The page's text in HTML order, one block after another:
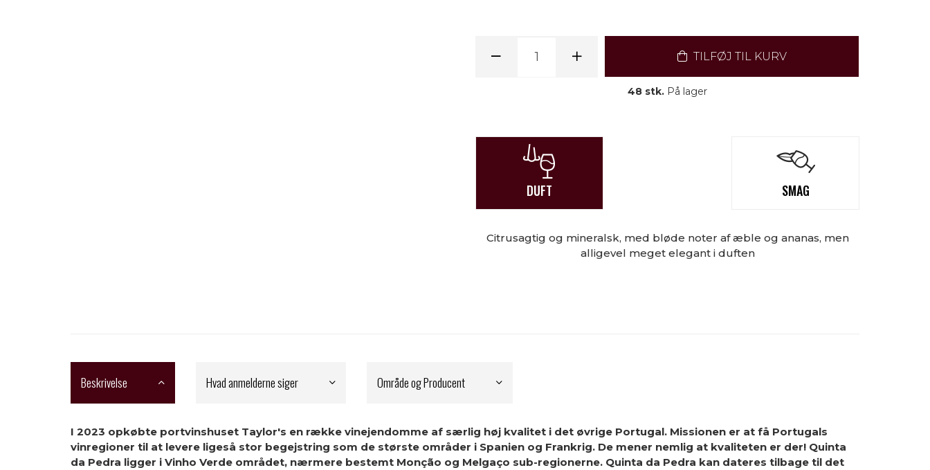
TILFØJ TIL KURV
48 stk. På lager
DUFT SMAG
Citrusagtig og mineralsk, med bløde noter af æble og ananas, men
alligevel meget elegant i duften
Beskrivelse Hvad anmelderne siger Område og Producent
I 2023 opkøbte portvinshuset Taylor's en række vinejendomme af særlig høj kvalitet i det øvrige Portugal. Missionen er at få Portugals
vinregioner til at levere ligeså stor begejstring som de største områder i Spanien og Frankrig. De mener nemlig at kvaliteten er der! Quinta
da Pedra ligger i Vinho Verde området, nærmere bestemt Monção og Melgaço sub-regionerne. Quinta da Pedra kan dateres tilbage til det